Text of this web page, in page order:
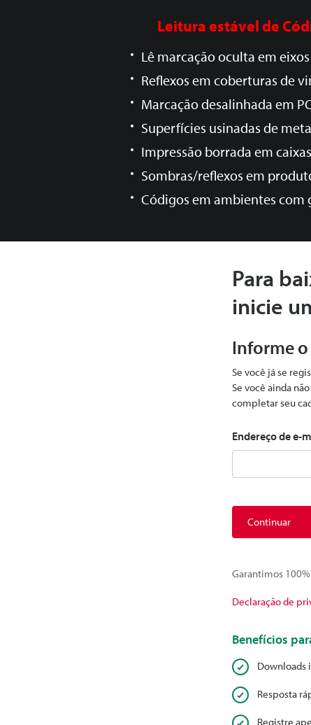
Leitura estável de
Lê marcação oculta em eixos
Reflexos em coberturas de
Marcação desalinhada em
Superfícies usinadas de
Impressão borrada em
Sombras/reflexos em
Códigos em ambientes com
Para
inicie
Informe
Se você já se
Se você ainda
completar seu
Endereço de e-
Continuar
Garantimos
Declaração de
Benefícios
Downloads
Resposta
Registre